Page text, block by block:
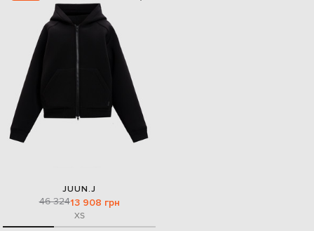
JUUN.J
46 32413 908 грн
XS